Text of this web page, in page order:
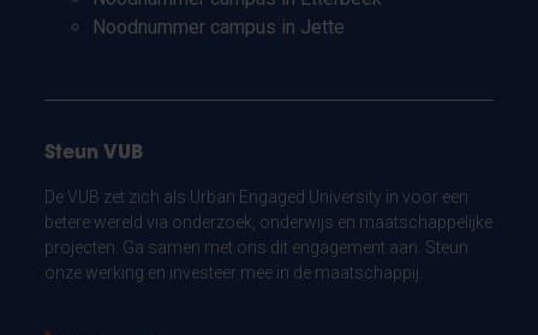
Noodnummer campus in Jette
Steun VUB
De VUB zet zich als Urban Engaged University in voor een
betere wereld via onderzoek, onderwijs en maatschappelijke
projecten. Ga samen met ons dit engagement aan. Steun
onze werking en investeer mee in de maatschappij.